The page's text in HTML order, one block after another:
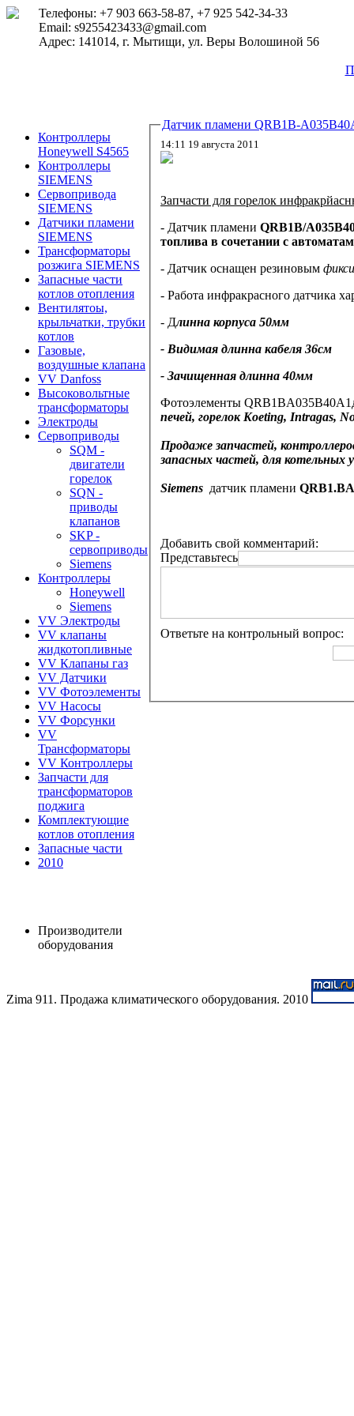
Телефоны: +7 903 663-58-87, +7 925 542-34-33
Email: s9255423433@gmail.com
Адрес: 141014, г. Мытищи, ул. Веры Волошиной 56
Контроллеры
Honeywell S4565
Контроллеры
SIEMENS
Сервопривода
SIEMENS
Датчики пламени
SIEMENS
Трансформаторы
розжига SIEMENS
Запасные части
котлов отопления
Вентилятоы,
крыльчатки, трубки
котлов
Газовые,
воздушные клапана
VV Danfoss
Высоковольтные
трансформаторы
Электроды
Сервоприводы
SQM -
двигатели
горелок
SQN -
приводы
клапанов
SKP -
сервоприводы
Siemens
Контроллеры
Honeywell
Siemens
VV Электроды
VV клапаны
жидкотопливные
VV Клапаны газ
VV Датчики
VV Фотоэлементы
VV Насосы
VV Форсунки
VV
Трансформаторы
VV Контроллеры
Запчасти для
трансформаторов
поджига
Комплектующие
котлов отопления
Запасные части
2010
Производители
оборудования
Датчик пламени QRB1B-
14:11 19 августа 2011
Запчасти для горелок
- Датчик пламени QRB1B/
топлива в сочетании с
- Датчик оснащен резиновым
- Работа инфракрасного датчика
- Длинна корпуса 50мм
- Видимая длинна кабеля 36см
- Зачищенная длинна 40мм
Фотоэлементы QRB1BA035B40A1
печей, горелок Koeting, Intragas,
Продаже запчастей,
запасных частей, для котельных
Siemens датчик пламени
Добавить свой комментарий:
Представьтесь
Ответьте на контрольный вопрос:
Zima 911. Продажа климатического оборудования. 2010